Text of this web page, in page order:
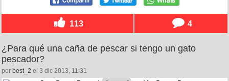
113 4
¿Para qué una caña de pescar si tengo un gato
pescador?
por best_2 el 3 dic 2013, 11:31